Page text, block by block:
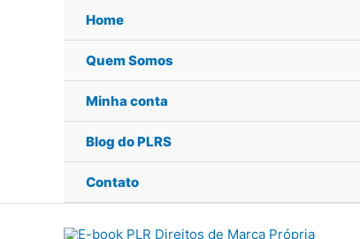
Home
Quem Somos
Minha conta
Blog do PLRS
Contato